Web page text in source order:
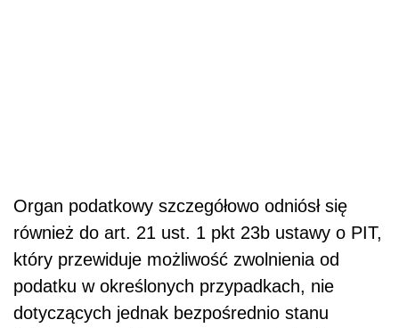
Organ podatkowy szczegółowo odniósł się
również do art. 21 ust. 1 pkt 23b ustawy o PIT,
który przewiduje możliwość zwolnienia od
podatku w określonych przypadkach, nie
dotyczących jednak bezpośrednio stanu